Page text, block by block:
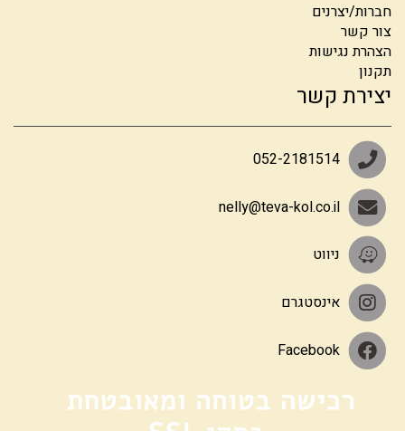
חברות/יצרנים
צור קשר
הצהרת נגישות
תקנון
יצירת קשר
052-2181514
nelly@teva-kol.co.il
ניווט
אינסטגרם
Facebook